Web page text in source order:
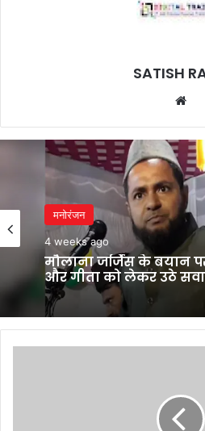
SATISH
मनोरंजन
4 weeks ago
मौलाना जर्जिस के बयान
और गीता को लेकर उठे